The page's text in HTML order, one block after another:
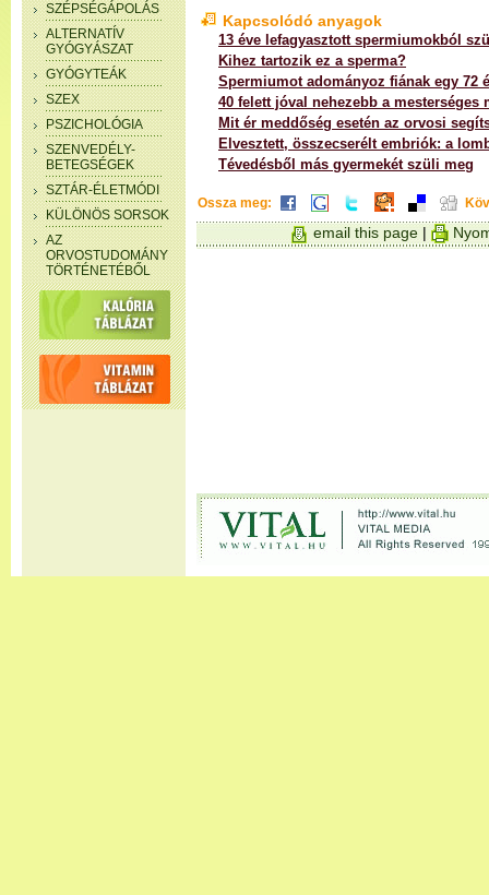
SZÉPSÉGÁPOLÁS
ALTERNATÍV
GYÓGYÁSZAT
GYÓGYTEÁK
SZEX
PSZICHOLÓGIA
SZENVEDÉLY-
BETEGSÉGEK
SZTÁR-ÉLETMÓDI
KÜLÖNÖS SORSOK
AZ
ORVOSTUDOMÁNY
TÖRTÉNETÉBŐL
Kapcsolódó anyagok
13 éve lefagyasztott spermiumokból
Kihez tartozik ez a sperma?
Spermiumot adományoz fiának egy 72
40 felett jóval nehezebb a mesterséges
Mit ér meddőség esetén az orvosi
Elvesztett, összecserélt embriók: a
Tévedésből más gyermekét szüli meg
Ossza meg:
email this page |